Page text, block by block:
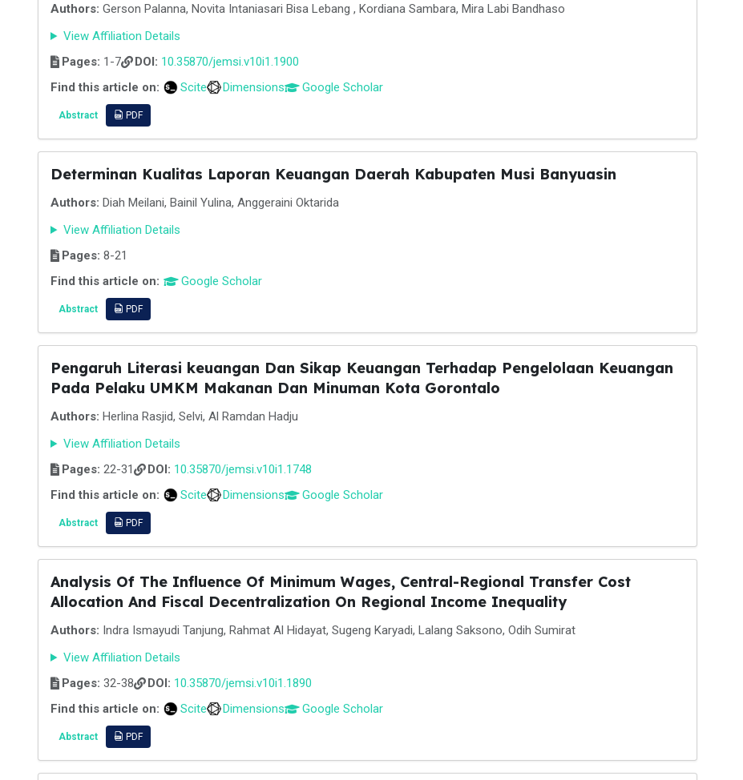
Authors: Gerson Palanna, Novita Intaniasari Bisa Lebang , Kordiana Sambara, Mira Labi Bandhaso
View Affiliation Details
Pages: 1-7 DOI: 10.35870/jemsi.v10i1.1900
Find this article on:
Scite Dimensions Google Scholar
Abstract PDF
Determinan Kualitas Laporan Keuangan Daerah Kabupaten Musi Banyuasin
Authors: Diah Meilani, Bainil Yulina, Anggeraini Oktarida
View Affiliation Details
Pages: 8-21
Find this article on:
Google Scholar
Abstract PDF
Pengaruh Literasi keuangan Dan Sikap Keuangan Terhadap Pengelolaan Keuangan
Pada Pelaku UMKM Makanan Dan Minuman Kota Gorontalo
Authors: Herlina Rasjid, Selvi, Al Ramdan Hadju
View Affiliation Details
Pages: 22-31 DOI: 10.35870/jemsi.v10i1.1748
Find this article on:
Scite Dimensions Google Scholar
Abstract PDF
Analysis Of The Influence Of Minimum Wages, Central-Regional Transfer Cost
Allocation And Fiscal Decentralization On Regional Income Inequality
Authors: Indra Ismayudi Tanjung, Rahmat Al Hidayat, Sugeng Karyadi, Lalang Saksono, Odih Sumirat
View Affiliation Details
Pages: 32-38 DOI: 10.35870/jemsi.v10i1.1890
Find this article on:
Scite Dimensions Google Scholar
Abstract PDF